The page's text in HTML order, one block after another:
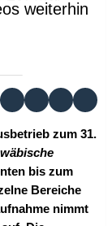
weiterhin
zum 31.
bis zum
Bereiche
nimmt